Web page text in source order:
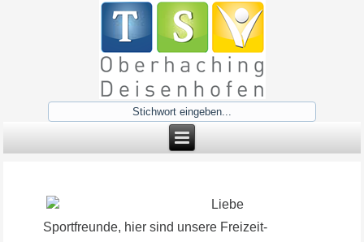
Liebe
Sportfreunde, hier sind unsere Freizeit-